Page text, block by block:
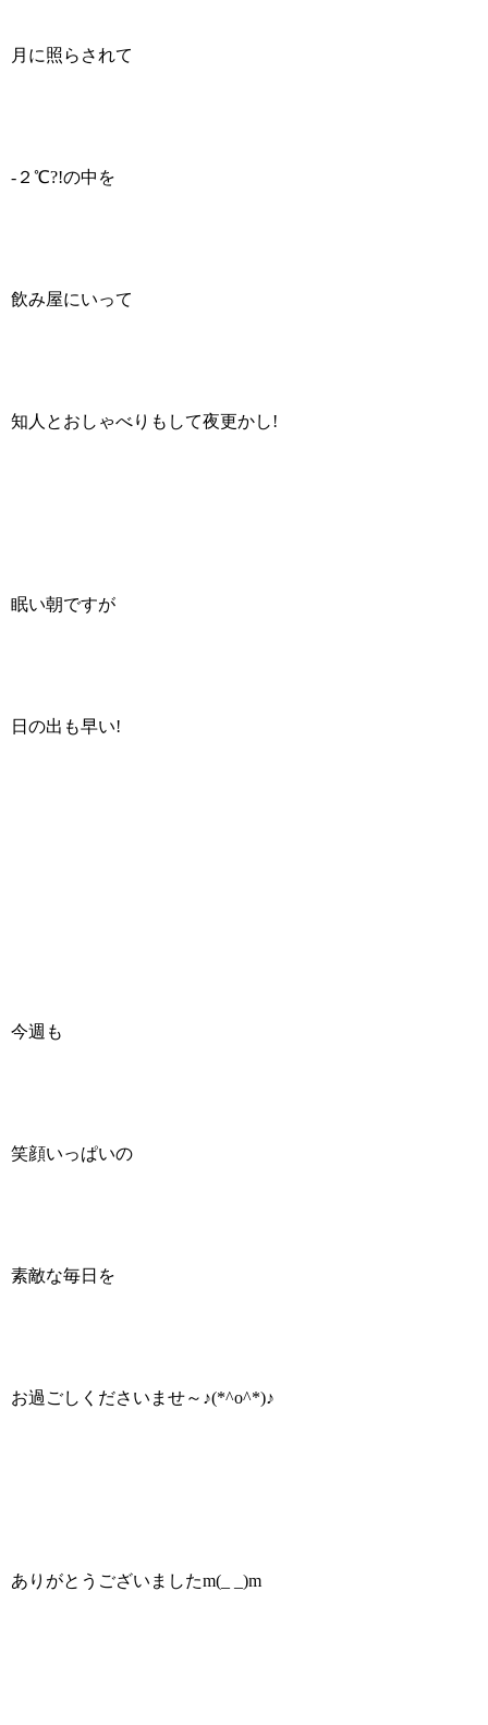
月に照らされて
-２℃?!の中を
飲み屋にいって
知人とおしゃべりもして夜更かし!
眠い朝ですが
日の出も早い!
今週も
笑顔いっぱいの
素敵な毎日を
お過ごしくださいませ～♪(*^o^*)♪
ありがとうございましたm(_ _)m